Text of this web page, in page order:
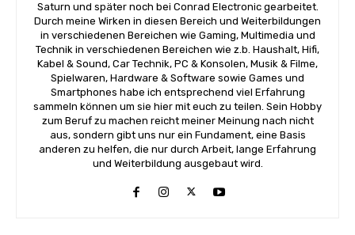
Saturn und später noch bei Conrad Electronic gearbeitet.
Durch meine Wirken in diesen Bereich und Weiterbildungen
in verschiedenen Bereichen wie Gaming, Multimedia und
Technik in verschiedenen Bereichen wie z.b. Haushalt, Hifi,
Kabel & Sound, Car Technik, PC & Konsolen, Musik & Filme,
Spielwaren, Hardware & Software sowie Games und
Smartphones habe ich entsprechend viel Erfahrung
sammeln können um sie hier mit euch zu teilen. Sein Hobby
zum Beruf zu machen reicht meiner Meinung nach nicht
aus, sondern gibt uns nur ein Fundament, eine Basis
anderen zu helfen, die nur durch Arbeit, lange Erfahrung
und Weiterbildung ausgebaut wird.